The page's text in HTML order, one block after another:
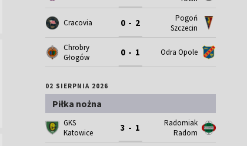
Cracovia 0 - 2
Pogoń
Szczecin
Chrobry
Głogów
0 - 1 Odra Opole
02 SIERPNIA 2026
Piłka nożna
GKS
Katowice
3 - 1
Radomiak
Radom